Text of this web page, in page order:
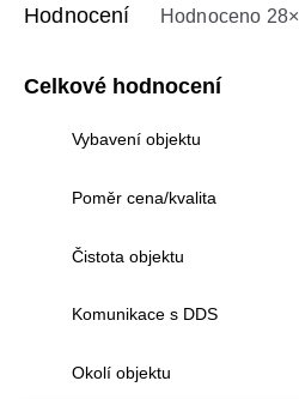
Hodnocení Hodnoceno 28×
Celkové hodnocení
Vybavení objektu
Poměr cena/kvalita
Čistota objektu
Komunikace s DDS
Okolí objektu